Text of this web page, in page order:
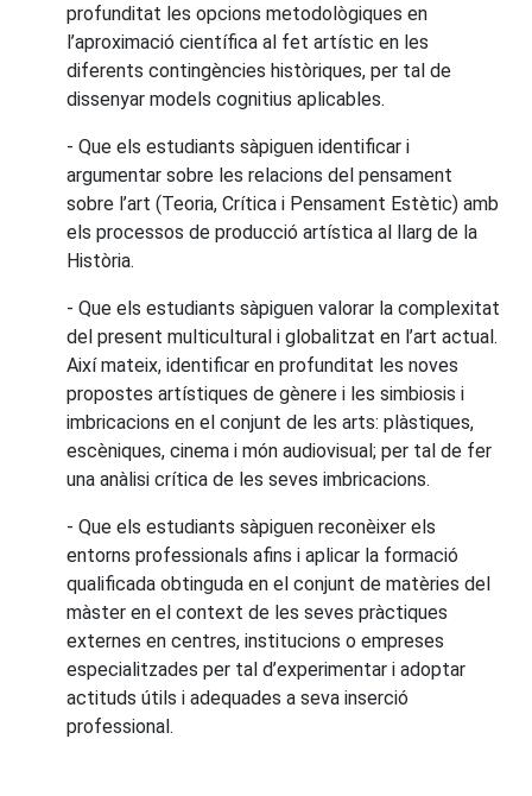
profunditat les opcions metodològiques en
l’aproximació científica al fet artístic en les
diferents contingències històriques, per tal de
dissenyar models cognitius aplicables.
- Que els estudiants sàpiguen identificar i
argumentar sobre les relacions del pensament
sobre l’art (Teoria, Crítica i Pensament Estètic) amb
els processos de producció artística al llarg de la
Història.
- Que els estudiants sàpiguen valorar la complexitat
del present multicultural i globalitzat en l’art actual.
Així mateix, identificar en profunditat les noves
propostes artístiques de gènere i les simbiosis i
imbricacions en el conjunt de les arts: plàstiques,
escèniques, cinema i món audiovisual; per tal de fer
una anàlisi crítica de les seves imbricacions.
- Que els estudiants sàpiguen reconèixer els
entorns professionals afins i aplicar la formació
qualificada obtinguda en el conjunt de matèries del
màster en el context de les seves pràctiques
externes en centres, institucions o empreses
especialitzades per tal d’experimentar i adoptar
actituds útils i adequades a seva inserció
professional.